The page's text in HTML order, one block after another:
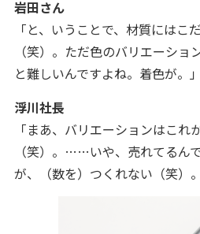
岩田さん
「と、いうことで、材質にはこ
（笑）。ただ色のバリエーシ
と難しいんですよね。着色が。 」
浮川社長
「まあ、バリエーションはこれ
（笑）。……いや、売れてるん
が、（数を）つくれない（笑）。